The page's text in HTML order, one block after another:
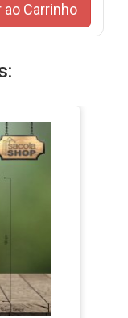
ao Carrinho